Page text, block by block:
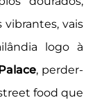
vibrantes, vais
logo à
, perder-
food que